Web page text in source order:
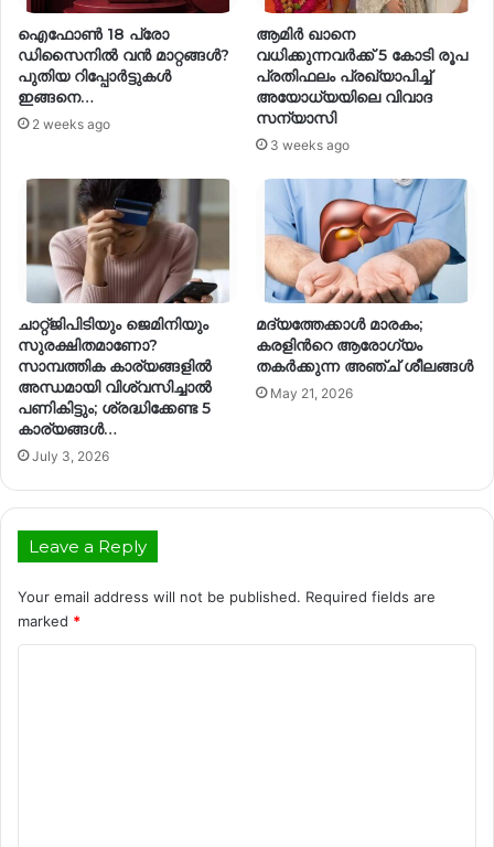
ഐഫോൺ 18 പ്രോ
ഡിസൈനിൽ വൻ മാറ്റങ്ങൾ?
പുതിയ റിപ്പോര്‍ട്ടുകള്‍
ഇങ്ങനെ…
2 weeks ago
ആമിർ ഖാനെ
വധിക്കുന്നവർക്ക് 5 കോടി രൂപ
പ്രതിഫലം പ്രഖ്യാപിച്ച്
അയോധ്യയിലെ വിവാദ
സന്യാസി
3 weeks ago
ചാറ്റ്ജിപിടിയും ജെമിനിയും
സുരക്ഷിതമാണോ?
സാമ്പത്തിക കാര്യങ്ങളിൽ
അന്ധമായി വിശ്വസിച്ചാൽ
പണികിട്ടും; ശ്രദ്ധിക്കേണ്ട 5
കാര്യങ്ങൾ…
July 3, 2026
മദ്യത്തേക്കാൾ മാരകം;
കരളിന്‍റെ ആരോഗ്യം
തകർക്കുന്ന അഞ്ച് ശീലങ്ങള്‍
May 21, 2026
Leave a Reply
Your email address will not be published. Required fields are
marked *